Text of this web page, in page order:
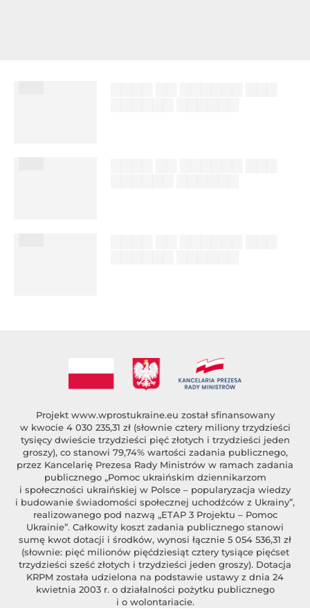
Projekt www.wprostukraine.eu został sfinansowany
w kwocie 4 030 235,31 zł (słownie cztery miliony trzydzieści
tysięcy dwieście trzydzieści pięć złotych i trzydzieści jeden
groszy), co stanowi 79,74% wartości zadania publicznego,
przez Kancelarię Prezesa Rady Ministrów w ramach zadania
publicznego „Pomoc ukraińskim dziennikarzom
i społeczności ukraińskiej w Polsce – popularyzacja wiedzy
i budowanie świadomości społecznej uchodźców z Ukrainy”,
realizowanego pod nazwą „ETAP 3 Projektu – Pomoc
Ukrainie”. Całkowity koszt zadania publicznego stanowi
sumę kwot dotacji i środków, wynosi łącznie 5 054 536,31 zł
(słownie: pięć milionów pięćdziesiąt cztery tysiące pięćset
trzydzieści sześć złotych i trzydzieści jeden groszy). Dotacja
KRPM została udzielona na podstawie ustawy z dnia 24
kwietnia 2003 r. o działalności pożytku publicznego
i o wolontariacie.